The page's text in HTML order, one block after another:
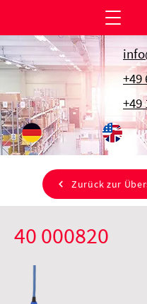
+49
+49
Zurück zur
40 000820